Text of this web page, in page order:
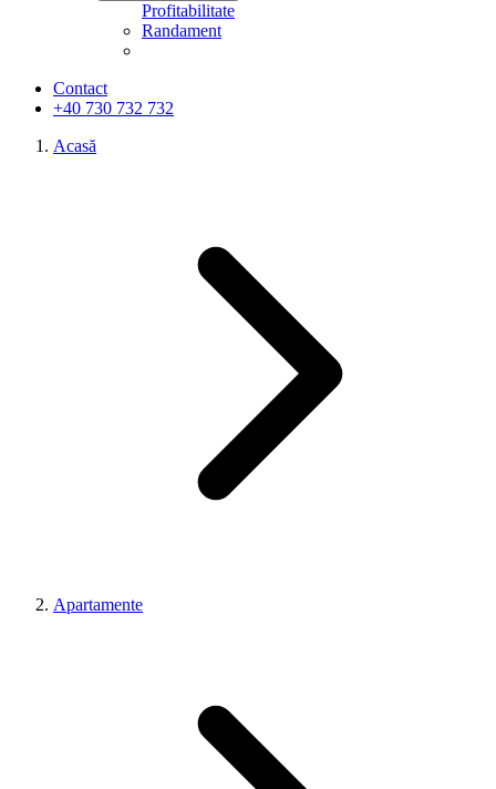
Profitabilitate
Randament
Contact
+40 730 732 732
Acasă
Apartamente